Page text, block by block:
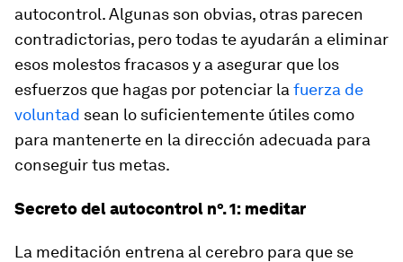
autocontrol. Algunas son obvias, otras parecen
contradictorias, pero todas te ayudarán a eliminar
esos molestos fracasos y a asegurar que los
esfuerzos que hagas por potenciar la fuerza de
voluntad sean lo suficientemente útiles como
para mantenerte en la dirección adecuada para
conseguir tus metas.
Secreto del autocontrol nº. 1: meditar
La meditación entrena al cerebro para que se